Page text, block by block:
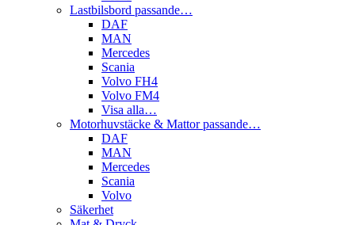
Lastbilsbord passande…
DAF
MAN
Mercedes
Scania
Volvo FH4
Volvo FM4
Visa alla…
Motorhuvstäcke & Mattor passande…
DAF
MAN
Mercedes
Scania
Volvo
Säkerhet